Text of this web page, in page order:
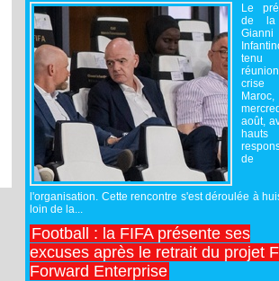
Le
de la
Gianni
tenu
Maroc,
août,
hauts
de
l'organisation. Cette rencontre s'est déroulée à
loin de la...
Football : la FIFA présente ses
excuses après le retrait du projet
Forward Enterprise